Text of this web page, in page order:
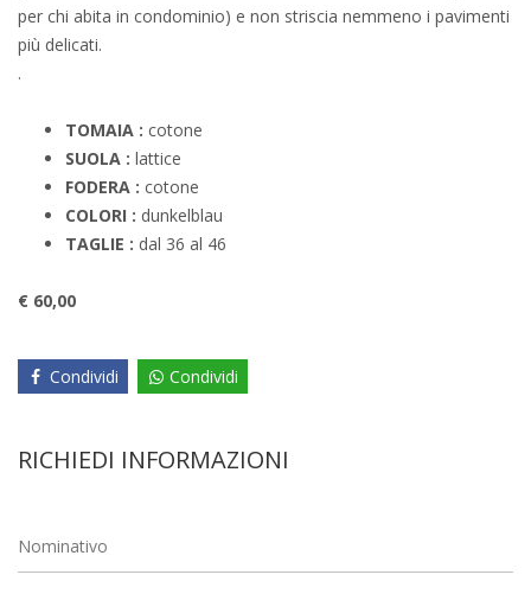
per chi abita in condominio) e non striscia nemmeno i pavimenti
più delicati.
.
TOMAIA : cotone
SUOLA : lattice
FODERA : cotone
COLORI : dunkelblau
TAGLIE : dal 36 al 46
€ 60,00
Condividi Condividi
RICHIEDI INFORMAZIONI